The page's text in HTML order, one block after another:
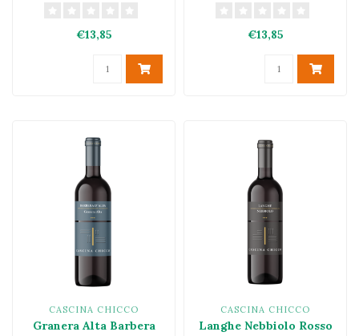
€13,85 €13,85
CASCINA CHICCO
Granera Alta Barbera
CASCINA CHICCO
Langhe Nebbiolo Rosso